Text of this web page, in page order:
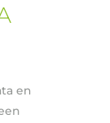
en